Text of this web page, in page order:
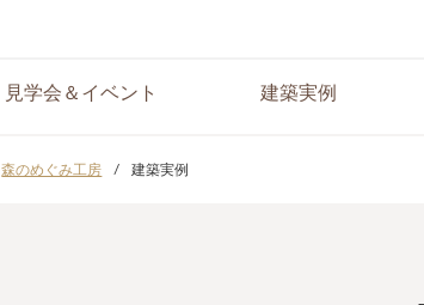
見学会＆イベント 建築実例
森のめぐみ工房 建築実例